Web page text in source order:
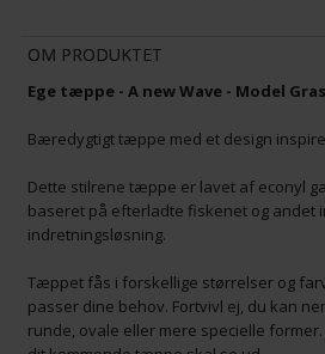
OM PRODUKTET
Ege tæppe - A new Wave - Model
Bæredygtigt tæppe med et design
Dette stilrene tæppe er lavet af econyl
baseret på efterladte fiskenet og andet
indretningsløsning.
Tæppet fås i forskellige størrelser og
passer dine behov. Fortvivl ej, du kan
runde, ovale eller mere specielle